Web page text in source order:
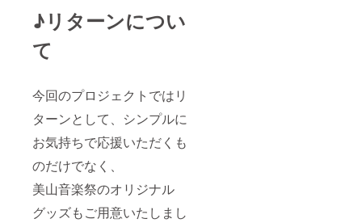
♪リターンについ
て
今回のプロジェクトではリ
ターンとして、シンプルに
お気持ちで応援いただくも
のだけでなく、
美山音楽祭のオリジナル
グッズもご用意いたしまし